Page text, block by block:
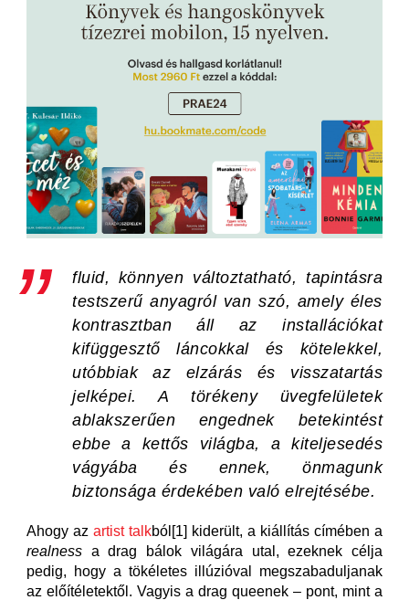
fluid, könnyen változtatható, tapintásra
testszerűanyagról van szó, amely éles
kontrasztban áll az installációkat
kifüggesztő láncokkal és kötelekkel,
utóbbiak az elzárás és visszatartás
jelképei. A törékeny üvegfelületek
ablakszerűen engednek betekintést
ebbe a kettős világba, a kiteljesedés
vágyába és ennek, önmagunk
biztonsága érdekében való elrejtésébe.
Ahogy az artist talkból[1] kiderült, a kiállítás címében a
realness a drag bálok világára utal, ezeknek célja
pedig, hogy a tökéletes illúzióval megszabaduljanak
az előítéletektől. Vagyis a drag queenek – pont, mint a